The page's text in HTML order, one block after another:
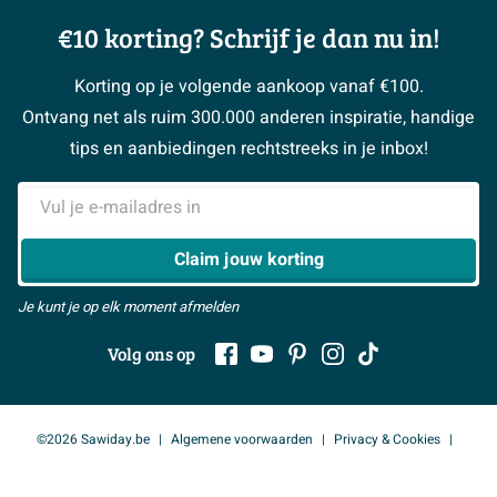
Garantie / klachten
Reviewbeleid
> Naar de klantenservice
Klustips
Klusadvies
> Alle adviesmogelijkheden
Moodboards
Magazine
#MySawiday
> Naar inspiratie
Over Sawiday
Vacatures
Sawiday PRO
BeCommerce
Samenwerken
> Alles over showrooms
€10 korting? Schrijf je dan nu in!
Korting op je volgende aankoop vanaf €100.
Ontvang net als ruim 300.000 anderen inspiratie, handige
tips en aanbiedingen rechtstreeks in je inbox!
E-mailadres
Claim jouw korting
Je kunt je op elk moment afmelden
Volg ons op
©2026 Sawiday.be Algemene voorwaarden
Privacy & Cookies